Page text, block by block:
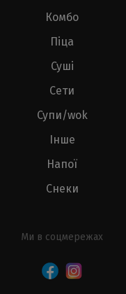
Комбо
Піца
Суші
Сети
Супи/wok
Інше
Напої
Снеки
Ми в соцмережах